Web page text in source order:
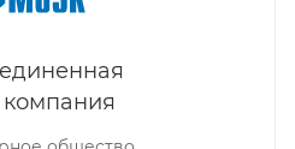
компания